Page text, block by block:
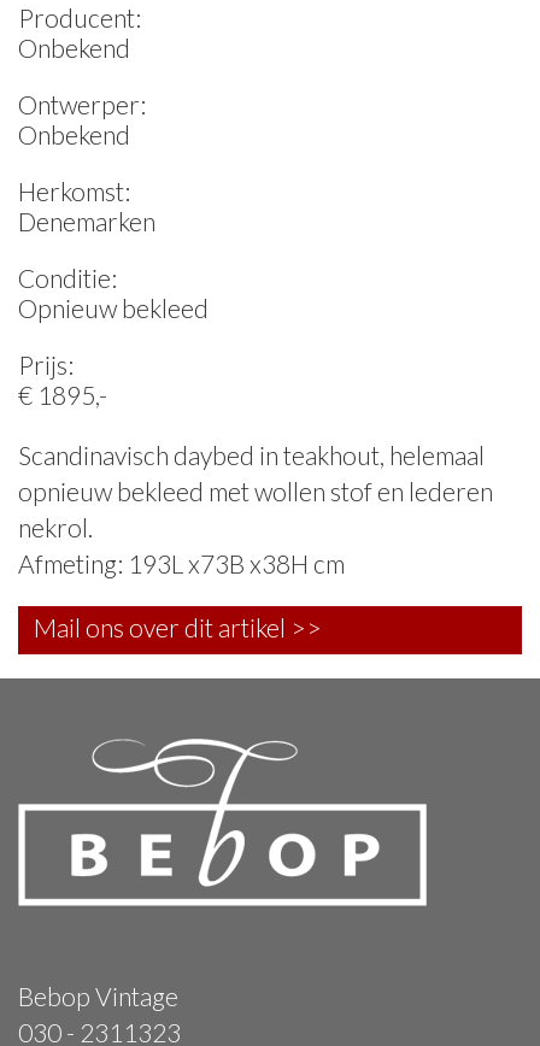
Producent:
Onbekend
Ontwerper:
Onbekend
Herkomst:
Denemarken
Conditie:
Opnieuw bekleed
Prijs:
€ 1895,-
Scandinavisch daybed in teakhout, helemaal
opnieuw bekleed met wollen stof en lederen
nekrol.
Afmeting: 193L x73B x38H cm
Mail ons over dit artikel >>
Bebop Vintage
030 - 2311323